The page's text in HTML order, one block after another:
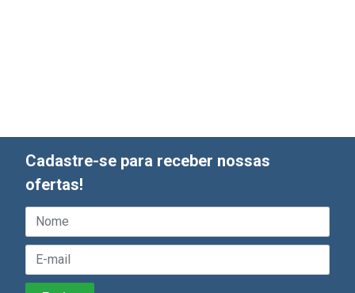
Cadastre-se para receber nossas
ofertas!